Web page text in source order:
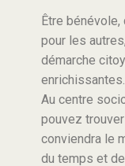
Être
pour les
démarche
enrichissantes.
Au centre
pouvez
conviendra le
du temps et